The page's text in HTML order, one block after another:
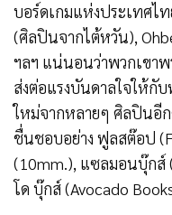
บอร์ดเกมแห่งประเทศไ
(ศิลปินจากไต้หวัน),
ฯลฯ แน่นอนว่าพวกเขา
ส่งต่อแรงบันดาลใจให้กั
ใหม่จากหลายๆ ศิลปินอี
ชื่นชอบอย่าง ฟูลสต๊อป
(10mm.), แซลมอนบุ๊กส์
โด บุ๊กส์ (Avocado